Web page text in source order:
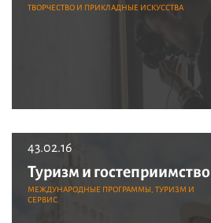
ТВОРЧЕСТВО И ПРИКЛАДНЫЕ ИСКУССТВА
43.02.16
Туризм и гостеприимство
МЕЖДУНАРОДНЫЕ ПРОГРАММЫ, ТУРИЗМ И
СЕРВИС